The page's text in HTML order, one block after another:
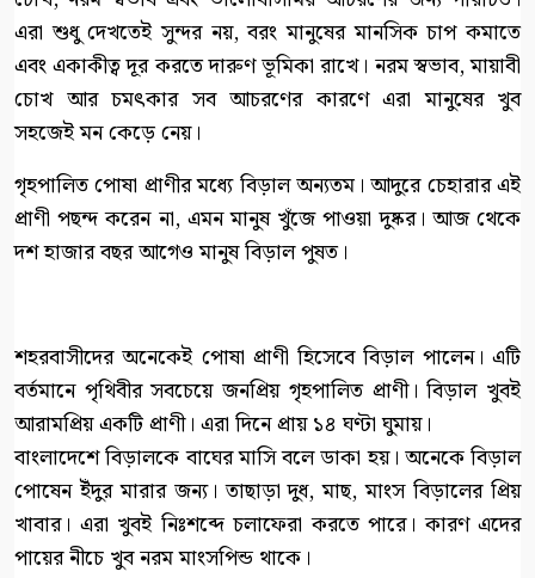
এরা শুধু দেখতেই সুন্দর নয়, বরং মানুষের মানসিক চাপ কমাতে
এবং একাকীত্ব দূর করতে দারুণ ভূমিকা রাখে। নরম স্বভাব, মায়াবী
চোখ আর চমৎকার সব আচরণের কারণে এরা মানুষের খুব
সহজেই মন কেড়ে নেয়।
গৃহপালিত পোষা প্রাণীর মধ্যে বিড়াল অন্যতম। আদুরে চেহারার এই
প্রাণী পছন্দ করেন না, এমন মানুষ খুঁজে পাওয়া দুষ্কর। আজ থেকে
দশ হাজার বছর আগেও মানুষ বিড়াল পুষত।
শহরবাসীদের অনেকেই পোষা প্রাণী হিসেবে বিড়াল পালেন। এটি
বর্তমানে পৃথিবীর সবচেয়ে জনপ্রিয় গৃহপালিত প্রাণী। বিড়াল খুবই
আরামপ্রিয় একটি প্রাণী। এরা দিনে প্রায় ১৪ ঘণ্টা ঘুমায়।
বাংলাদেশে বিড়ালকে বাঘের মাসি বলে ডাকা হয়। অনেকে বিড়াল
পোষেন ইঁদুর মারার জন্য। তাছাড়া দুধ, মাছ, মাংস বিড়ালের প্রিয়
খাবার। এরা খুবই নিঃশব্দে চলাফেরা করতে পারে। কারণ এদের
পায়ের নীচে খুব নরম মাংসপিন্ড থাকে।